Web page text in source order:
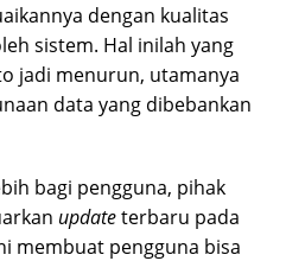
dengan kualitas
sistem. Hal inilah yang
jadi menurun, utamanya
data yang dibebankan
bagi pengguna, pihak
updateterbaru pada
membuat pengguna bisa